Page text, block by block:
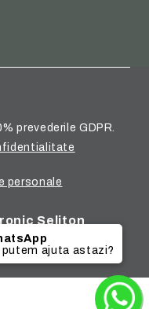
prevederile GDPR.
personale
Seliton
ajuta astazi?